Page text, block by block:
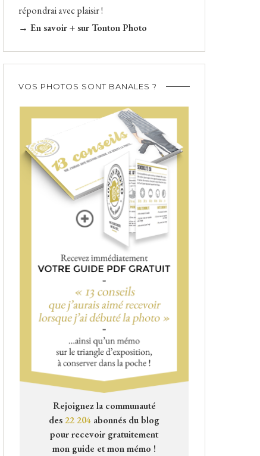
répondrai avec plaisir !
→ En savoir + sur Tonton Photo
VOS PHOTOS SONT BANALES ?
Rejoignez la communauté
des22 204 abonnés du blog
pour recevoir gratuitement
mon guide et mon mémo !